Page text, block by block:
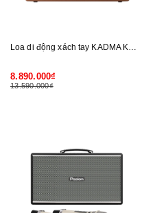
8.890.000₫
13.590.000₫